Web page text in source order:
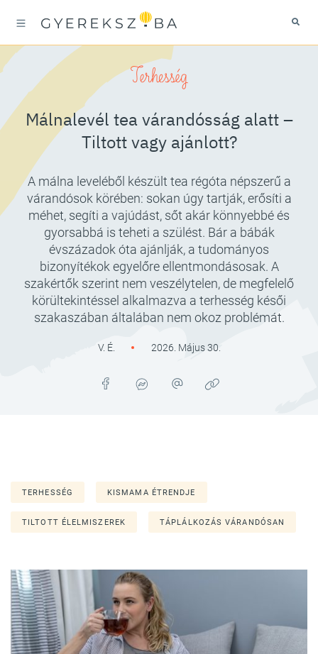
Terhesség
Málnalevél tea várandósság alatt –
Tiltott vagy ajánlott?
A málna leveléből készült tea régóta népszerű a
várandósok körében: sokan úgy tartják, erősíti a
méhet, segíti a vajúdást, sőt akár könnyebbé és
gyorsabbá is teheti a szülést. Bár a bábák
évszázadok óta ajánlják, a tudományos
bizonyítékok egyelőre ellentmondásosak. A
szakértők szerint nem veszélytelen, de megfelelő
körültekintéssel alkalmazva a terhesség késői
szakaszában általában nem okoz problémát.
V. É. 2026. Május 30.
TERHESSÉG KISMAMA ÉTRENDJE
TILTOTT ÉLELMISZEREK TÁPLÁLKOZÁS VÁRANDÓSAN